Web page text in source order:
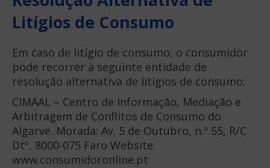
Litígios de Consumo
Em caso de litígio de consumo, o consumidor
pode recorrer à seguinte entidade de
resolução alternativa de litígios de consumo:
CIMAAL – Centro de Informação, Mediação e
Arbitragem de Conflitos de Consumo do
Algarve. Morada: Av. 5 de Outubro, n.º 55, R/C
Dtº, 8000-075 Faro Website:
www.consumidoronline.pt